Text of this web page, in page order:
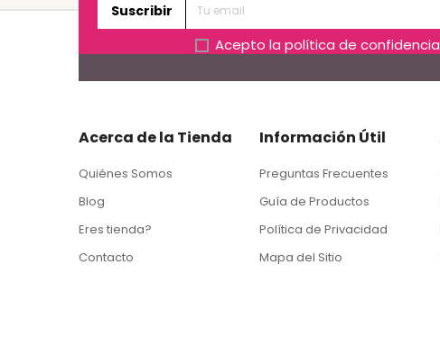
Suscribir
Acepto la política de
Acerca de la Tienda
Quiénes Somos
Blog
Eres tienda?
Contacto
Información Útil
Preguntas Frecuentes
Guía de Productos
Política de Privacidad
Mapa del Sitio